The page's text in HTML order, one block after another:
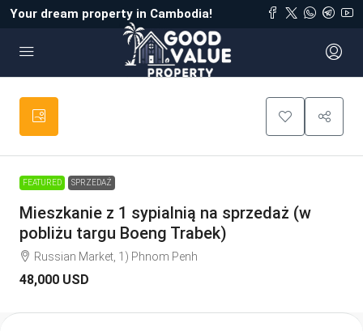
Your dream property in Cambodia!
FEATURED SPRZEDAŻ
Mieszkanie z 1 sypialnią na sprzedaż (w
pobliżu targu Boeng Trabek)
Russian Market, 1) Phnom Penh
48,000 USD